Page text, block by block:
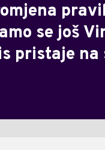
se još
pristaje na